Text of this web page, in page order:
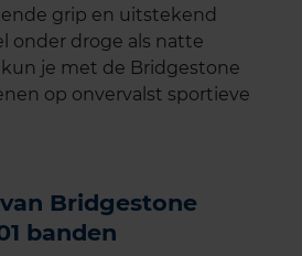
grip en uitstekend
onder droge als natte
je met de Bridgestone
op onvervalst sportieve
Bridgestone
banden